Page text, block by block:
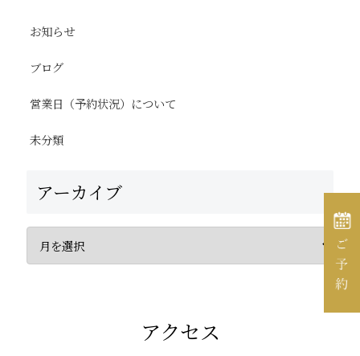
お知らせ
ブログ
営業日（予約状況）について
未分類
アーカイブ
アクセス